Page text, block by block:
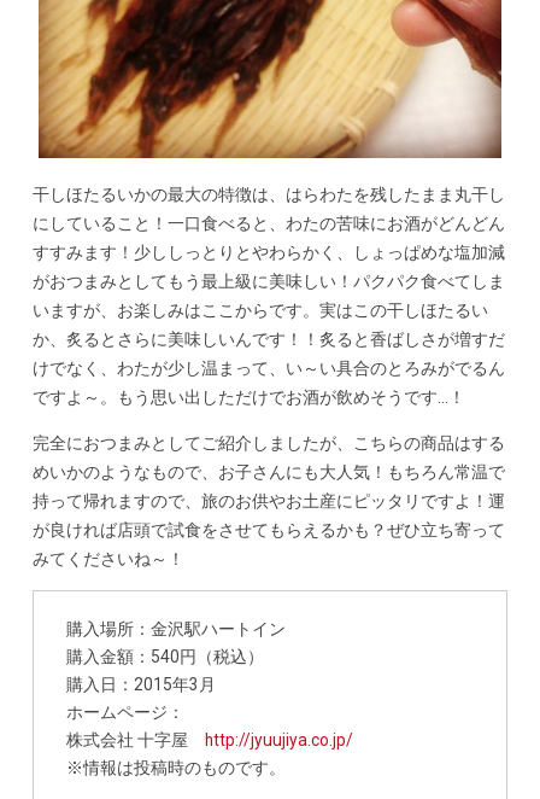
干しほたるいかの最大の特徴は、はらわたを残したまま丸干し
にしていること！一口食べると、わたの苦味にお酒がどんどん
すすみます！少ししっとりとやわらかく、しょっぱめな塩加減
がおつまみとしてもう最上級に美味しい！パクパク食べてしま
いますが、お楽しみはここからです。実はこの干しほたるい
か、炙るとさらに美味しいんです！！炙ると香ばしさが増すだ
けでなく、わたが少し温まって、い～い具合のとろみがでるん
ですよ～。もう思い出しただけでお酒が飲めそうです…！
完全におつまみとしてご紹介しましたが、こちらの商品はする
めいかのようなもので、お子さんにも大人気！もちろん常温で
持って帰れますので、旅のお供やお土産にピッタリですよ！運
が良ければ店頭で試食をさせてもらえるかも？ぜひ立ち寄って
みてくださいね～！
購入場所：金沢駅ハートイン
購入金額：540円（税込）
購入日：2015年3月
ホームページ：
株式会社 十字屋
http://jyuujiya.co.jp/
※情報は投稿時のものです。